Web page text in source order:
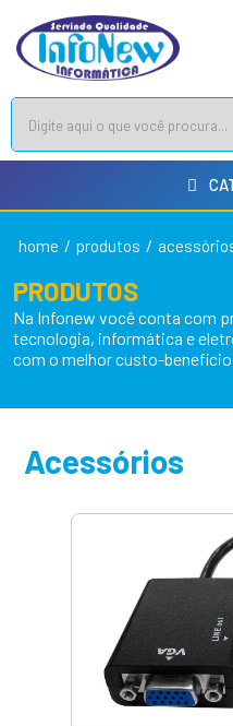
home / produtos /
PRODUTOS
Na Infonew você conta com
tecnologia, informática e
com o melhor custo-
Acessórios